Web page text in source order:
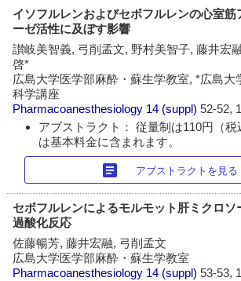
イソフルレンおよびセボフルレンの心室筋
ーゼ活性に及ぼす影響
讃岐美智義, 弓削孟文, 野村美智子, 藤井宏
啓*
広島大学医学部麻酔・蘇生学教室, *広島大
科学講座
Pharmacoanesthesiology 14 (suppl)52-52,
アブストラクト： 従量制は110円（税
は基本料金に含まれます。
article アブストラクトを見る
セボフルレンによるモルモット肝ミクロソ
過酸化反応
佐藤暢芳, 藤井宏融, 弓削孟文
広島大学医学部麻酔・蘇生学教室
Pharmacoanesthesiology 14 (suppl)53-53,